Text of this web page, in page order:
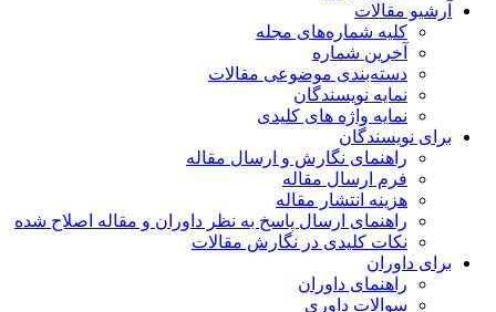
آرشیو مقالات
کلیه شماره‌های مجله
آخرین شماره
دسته‌بندی موضوعی مقالات
نمایه نویسندگان
نمایه واژه های کلیدی
برای نویسندگان
راهنمای نگارش و ارسال مقاله
فرم ارسال مقاله
هزینه انتشار مقاله
راهنمای ارسال پاسخ به نظر داوران و مقاله اصلاح شده
نکات کلیدی در نگارش مقالات
برای داوران
راهنمای داوران
سوالات داوری